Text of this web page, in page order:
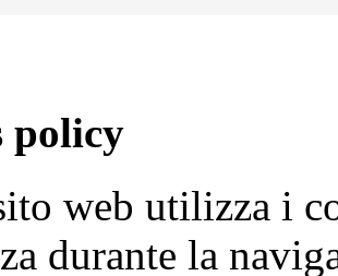
policy
web utilizza i
durante la